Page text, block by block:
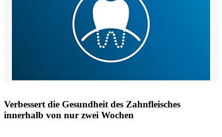
Verbessert die Gesundheit des Zahnfleisches
innerhalb von nur zwei Wochen